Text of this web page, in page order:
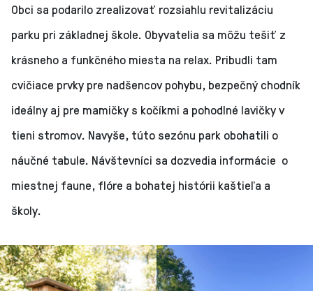
Obci sa podarilo zrealizovať rozsiahlu revitalizáciu
parku pri základnej škole. Obyvatelia sa môžu tešiť z
krásneho a funkčného miesta na relax. Pribudli tam
cvičiace prvky pre nadšencov pohybu, bezpečný chodník
ideálny aj pre mamičky s kočíkmi a pohodlné lavičky v
tieni stromov. Navyše, túto sezónu park obohatili o
náučné tabule. Návštevníci sa dozvedia informácie o
miestnej faune, flóre a bohatej histórii kaštieľa a
školy.